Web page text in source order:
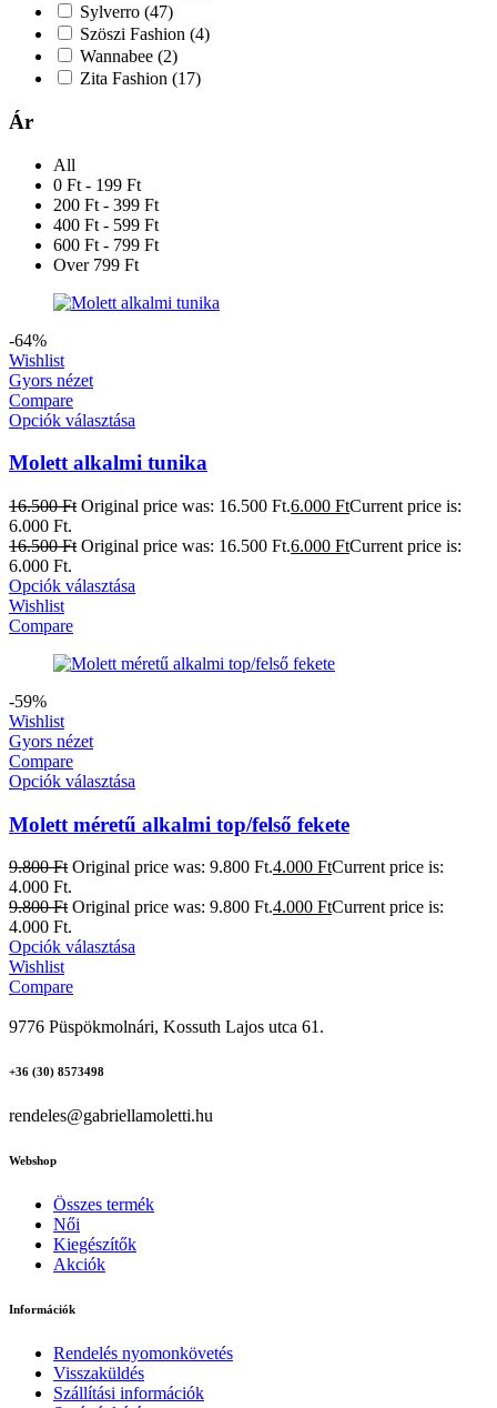
Sylverro (47)
Szöszi Fashion (4)
Wannabee (2)
Zita Fashion (17)
Ár
All
0 Ft - 199 Ft
200 Ft - 399 Ft
400 Ft - 599 Ft
600 Ft - 799 Ft
Over 799 Ft
-64%
Wishlist
Gyors nézet
Compare
Opciók választása
Molett alkalmi tunika
16.500Ft Original price was: 16.500 Ft.6.000 FtCurrent price is:
6.000 Ft.
16.500Ft Original price was: 16.500 Ft.6.000 FtCurrent price is:
6.000 Ft.
Opciók választása
Wishlist
Compare
-59%
Wishlist
Gyors nézet
Compare
Opciók választása
Molett méretű alkalmi top/felső fekete
9.800Ft Original price was: 9.800 Ft.4.000 FtCurrent price is:
4.000 Ft.
9.800Ft Original price was: 9.800 Ft.4.000 FtCurrent price is:
4.000 Ft.
Opciók választása
Wishlist
Compare
9776 Püspökmolnári, Kossuth Lajos utca 61.
+36 (30) 8573498
rendeles@gabriellamoletti.hu
Webshop
Összes termék
Női
Kiegészítők
Akciók
Információk
Rendelés nyomonkövetés
Visszaküldés
Szállítási információk